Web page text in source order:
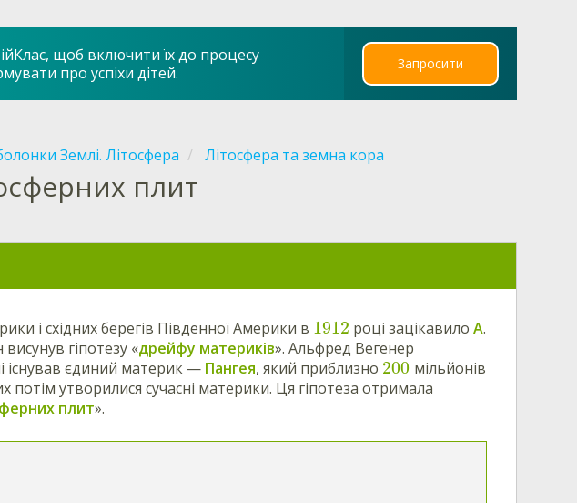
щоб включити їх до процесу
про успіхи дітей.
Запросити
Землі. Літосфера Літосфера та земна кора
плит
і східних берегів Південної Америки в 1912 році зацікавилоА.
гіпотезу «дрейфу материків». Альфред Вегенер
існував єдиний материк — Пангея, який приблизно 200 мільйонів
потім утворилися сучасні материки. Ця гіпотеза отримала
плит».